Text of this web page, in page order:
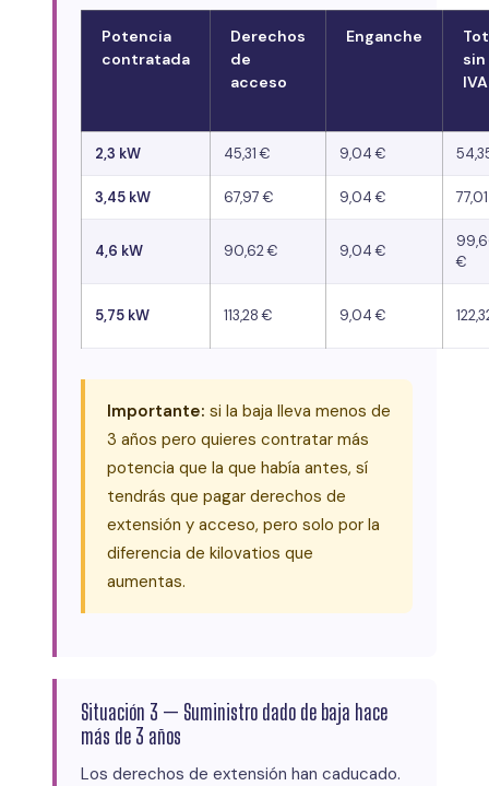
Potencia
contratada
Derechos
de
acceso
Enganche
sin
IVA
2,3 kW 45,31 € 9,04 €
3,45 kW 67,97 € 9,04 €
4,6 kW 90,62 € 9,04 €
€
5,75 kW 113,28 € 9,04 €
Importante: si la baja lleva menos de
3 años pero quieres contratar más
potencia que la que había antes, sí
tendrás que pagar derechos de
extensión y acceso, pero solo por la
diferencia de kilovatios que
aumentas.
Situación 3 — Suministro dado de baja hace
más de 3 años
Los derechos de extensión han caducado.